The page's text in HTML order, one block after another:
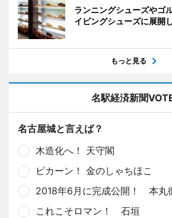
ランニングシューズやゴ
イビングシューズに展開
もっと見る
名駅経済新聞
名古屋城と言えば？
木造化へ！ 天守閣
ピカーン！ 金のしゃちほこ
2018年6月に完成公開！ 本丸
これこそロマン！ 石垣